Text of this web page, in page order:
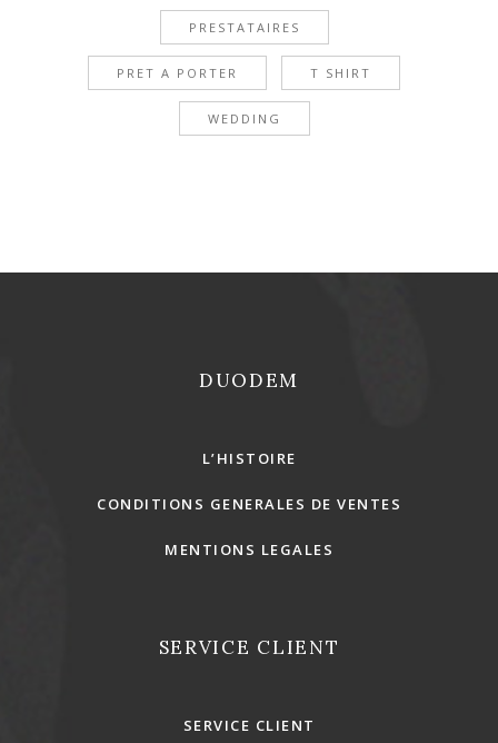
PRESTATAIRES
PRET A PORTER T SHIRT
WEDDING
DUODEM
L’HISTOIRE
CONDITIONS GENERALES DE VENTES
MENTIONS LEGALES
SERVICE CLIENT
SERVICE CLIENT